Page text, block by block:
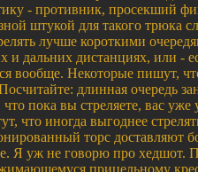
- противник, просекший
штукой для такого трюка
лучше короткими
и дальних дистанциях, или -
вообще. Некоторые пишут,
длинная очередь
пока вы стреляете, вас
что иногда выгоднее
торс доставляют
Я уж не говорю про хедшот.
прицельному